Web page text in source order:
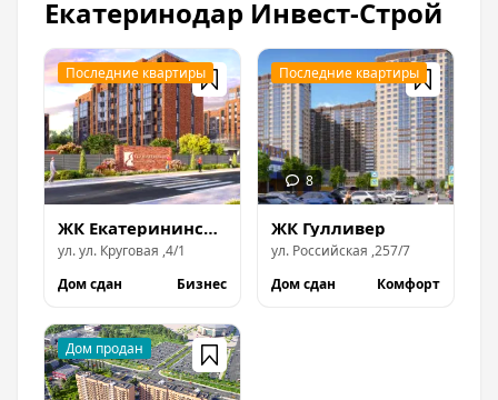
материалы.
ООО Екатеринодар Инвест-Строй
строит в:
Екатеринодар Инвест-Строй
ЖК Екатерининский парк
ул.ул. Круговая ,4/1
Дом сдан
Бизнес
ЖК Гулливер
ул. Российская ,257/7
Дом сдан
Комфорт